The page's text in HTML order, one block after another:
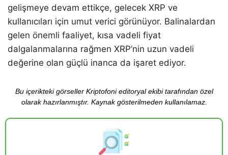
gelişmeye devam ettikçe, gelecek XRP ve
kullanıcıları için umut verici görünüyor. Balinalardan
gelen önemli faaliyet, kısa vadeli fiyat
dalgalanmalarına rağmen XRP’nin uzun vadeli
değerine olan güçlü inanca da işaret ediyor.
Bu içerikteki görseller Kriptofoni editoryal ekibi tarafından özel
olarak hazırlanmıştır. Kaynak gösterilmeden kullanılamaz.